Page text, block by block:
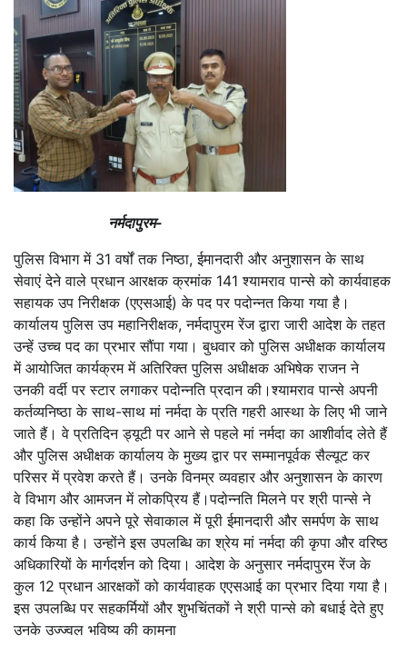
नर्मदापुरम-
पुलिस विभाग में 31 वर्षों तक निष्ठा, ईमानदारी और अनुशासन के साथ
सेवाएं देने वाले प्रधान आरक्षक क्रमांक 141 श्यामराव पान्से को कार्यवाहक
सहायक उप निरीक्षक (एएसआई) के पद पर पदोन्नत किया गया है।
कार्यालय पुलिस उप महानिरीक्षक, नर्मदापुरम रेंज द्वारा जारी आदेश के तहत
उन्हें उच्च पद का प्रभार सौंपा गया। बुधवार को पुलिस अधीक्षक कार्यालय
में आयोजित कार्यक्रम में अतिरिक्त पुलिस अधीक्षक अभिषेक राजन ने
उनकी वर्दी पर स्टार लगाकर पदोन्नति प्रदान की।श्यामराव पान्से अपनी
कर्तव्यनिष्ठा के साथ-साथ मां नर्मदा के प्रति गहरी आस्था के लिए भी जाने
जाते हैं। वे प्रतिदिन ड्यूटी पर आने से पहले मां नर्मदा का आशीर्वाद लेते हैं
और पुलिस अधीक्षक कार्यालय के मुख्य द्वार पर सम्मानपूर्वक सैल्यूट कर
परिसर में प्रवेश करते हैं। उनके विनम्र व्यवहार और अनुशासन के कारण
वे विभाग और आमजन में लोकप्रिय हैं।पदोन्नति मिलने पर श्री पान्से ने
कहा कि उन्होंने अपने पूरे सेवाकाल में पूरी ईमानदारी और समर्पण के साथ
कार्य किया है। उन्होंने इस उपलब्धि का श्रेय मां नर्मदा की कृपा और वरिष्ठ
अधिकारियों के मार्गदर्शन को दिया। आदेश के अनुसार नर्मदापुरम रेंज के
कुल 12 प्रधान आरक्षकों को कार्यवाहक एएसआई का प्रभार दिया गया है।
इस उपलब्धि पर सहकर्मियों और शुभचिंतकों ने श्री पान्से को बधाई देते हुए
उनके उज्ज्वल भविष्य की कामना